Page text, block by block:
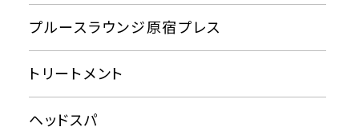
プルースラウンジ原宿プレス
トリートメント
ヘッドスパ